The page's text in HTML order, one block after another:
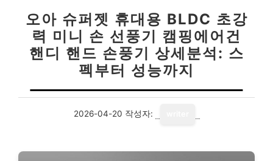
오아 슈퍼젯 휴대용 BLDC 초강
력 미니 손 선풍기 캠핑에어건
핸디 핸드 손풍기 상세분석: 스
펙부터 성능까지
2026-04-20 작성자: